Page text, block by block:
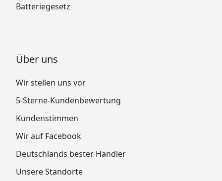
Batteriegesetz
Über uns
Wir stellen uns vor
5-Sterne-Kundenbewertung
Kundenstimmen
Wir auf Facebook
Deutschlands bester Händler
Unsere Standorte